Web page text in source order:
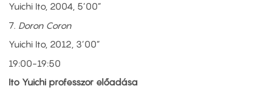
Yuichi Ito, 2004, 5’00”
7. Doron Coron
Yuichi Ito, 2012, 3’00”
19:00-19:50
Ito Yuichi professzor előadása